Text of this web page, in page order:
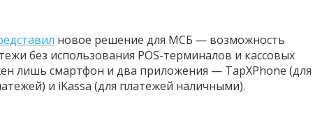
новое решение для МСБ — возможность
без использования POS-терминалов и кассовых
лишь смартфон и два приложения — TapXPhone (для
и iKassa (для платежей наличными).